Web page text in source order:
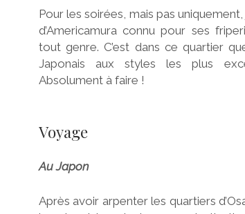
Pour les soirées, mais pas
d’Americamura connu pour ses
tout genre. C’est dans ce quartier
Japonais aux styles les plus
Absolument à faire !
Voyage
Au Japon
Après avoir arpenter les quartiers